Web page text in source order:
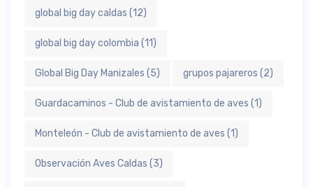
global big day caldas (12)
global big day colombia (11)
Global Big Day Manizales (5) grupos pajareros (2)
Guardacaminos - Club de avistamiento de aves (1)
Monteleón - Club de avistamiento de aves (1)
Observación Aves Caldas (3)